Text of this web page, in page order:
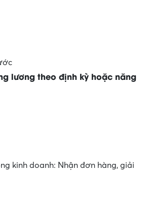
lương theo định kỳ hoặc năng
kinh doanh: Nhận đơn hàng, giải